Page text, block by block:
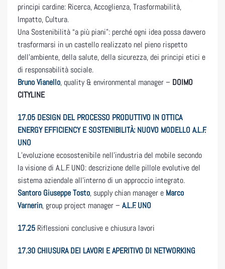
principi cardine: Ricerca, Accoglienza, Trasformabilità,
Impatto, Cultura.
Una Sostenibilità “a più piani”: perché ogni idea possa davvero
trasformarsi in un castello realizzato nel pieno rispetto
dell’ambiente, della salute, della sicurezza, dei principi etici e
di responsabilità sociale.
Bruno Vianello, quality & environmental manager – DOIMO
CITYLINE
17.05 DESIGN DEL PROCESSO PRODUTTIVO IN OTTICA
ENERGY EFFICIENCY E SOSTENIBILITÀ: NUOVO MODELLO A.L.F.
UNO
L’evoluzione ecosostenibile nell’industria del mobile secondo
la visione di A.L.F. UNO: descrizione delle pillole evolutive del
sistema aziendale all’interno di un approccio integrato.
Santoro Giuseppe Tosto, supply chian manager e Marco
Varnerin, group project manager – A.L.F. UNO
17.25 Riflessioni conclusive e chiusura lavori
17.30 CHIUSURA DEI LAVORI E APERITIVO DI NETWORKING